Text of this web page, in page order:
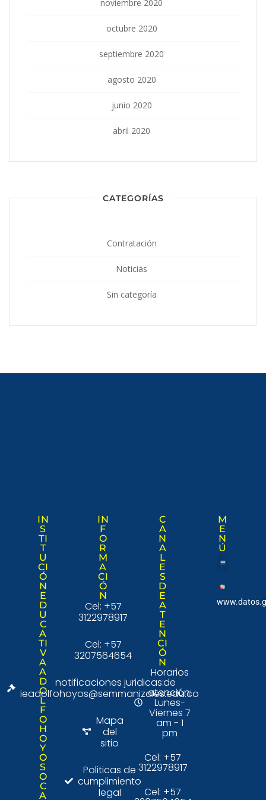
noviembre 2020
octubre 2020
septiembre 2020
agosto 2020
junio 2020
abril 2020
CATEGORÍAS
Contratación
Noticias
Sin categoría
IN
S
TI
T
U
CI
Ó
N
E
D
U
C
A
TI
V
A
A
D
O
L
F
O
H
O
Y
O
S
O
C
A
IN
F
O
R
M
A
CI
Ó
N
Cel: +57
3122978917
Cel: +57
3207564654
notificaciones juridicas:
ieadolfohoyos@semmanizales.edu.co
Mapa
del
sitio
Politicas de
cumplimiento
legal
C
A
N
A
L
E
S
D
E
A
T
E
N
CI
Ó
N
Horarios
de
atención:
Lunes-
Viernes 7
am - 1
pm
Cel: +57
3122978917
Cel: +57
M
E
N
Ú